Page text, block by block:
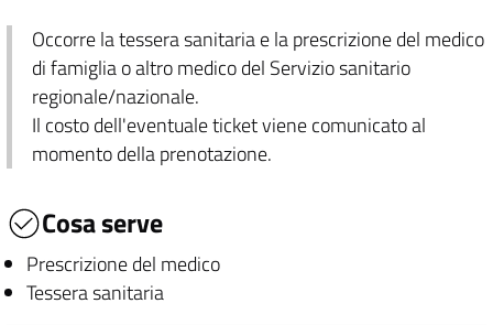
Occorre la tessera sanitaria e la prescrizione del medico
di famiglia o altro medico del Servizio sanitario
regionale/nazionale.
Il costo dell'eventuale ticket viene comunicato al
momento della prenotazione.
Cosa serve
Prescrizione del medico
Tessera sanitaria